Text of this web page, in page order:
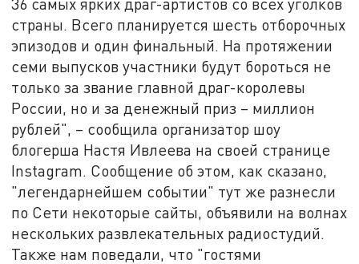
страны. Всего планируется шесть отборочных
эпизодов и один финальный. На протяжении
семи выпусков участники будут бороться не
только за звание главной драг-королевы
России, но и за денежный приз – миллион
рублей", – сообщила организатор шоу
блогерша Настя Ивлеева на своей странице
Instagram. Сообщение об этом, как сказано,
"легендарнейшем событии" тут же разнесли
по Сети некоторые сайты, объявили на волнах
нескольких развлекательных радиостудий.
Также нам поведали, что "гостями